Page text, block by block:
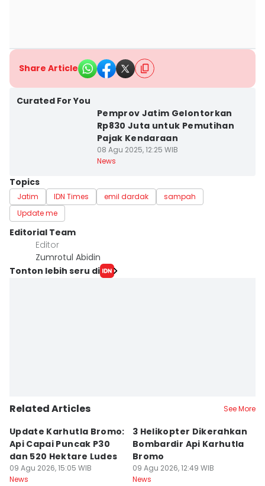
Share Article
Curated For You
Pemprov Jatim Gelontorkan
Rp830 Juta untuk Pemutihan
Pajak Kendaraan
08 Agu 2025, 12:25 WIB
News
Topics
Jatim IDN Times emil dardak
sampah
Update me
Editorial Team
Editor
Zumrotul Abidin
Tonton lebih seru di
Related Articles See More
Update Karhutla Bromo:
Api Capai Puncak P30
dan 520 Hektare Ludes
09 Agu 2026, 15:05 WIB
News
3 Helikopter Dikerahkan
Bombardir Api Karhutla
Bromo
09 Agu 2026, 12:49 WIB
News